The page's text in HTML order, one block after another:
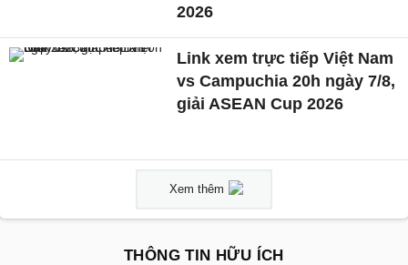
2026
Link xem trực tiếp Việt Nam
vs Campuchia 20h ngày 7/8,
giải ASEAN Cup 2026
Xem thêm
THÔNG TIN HỮU ÍCH